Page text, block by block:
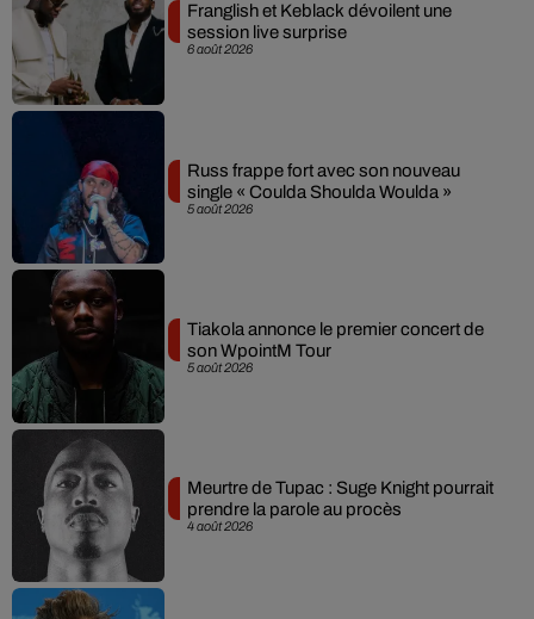
6 août 2026
Franglish et Keblack dévoilent une
session live surprise
5 août 2026
Russ frappe fort avec son nouveau
single « Coulda Shoulda Woulda »
5 août 2026
Tiakola annonce le premier concert de
son WpointM Tour
4 août 2026
Meurtre de Tupac : Suge Knight pourrait
prendre la parole au procès